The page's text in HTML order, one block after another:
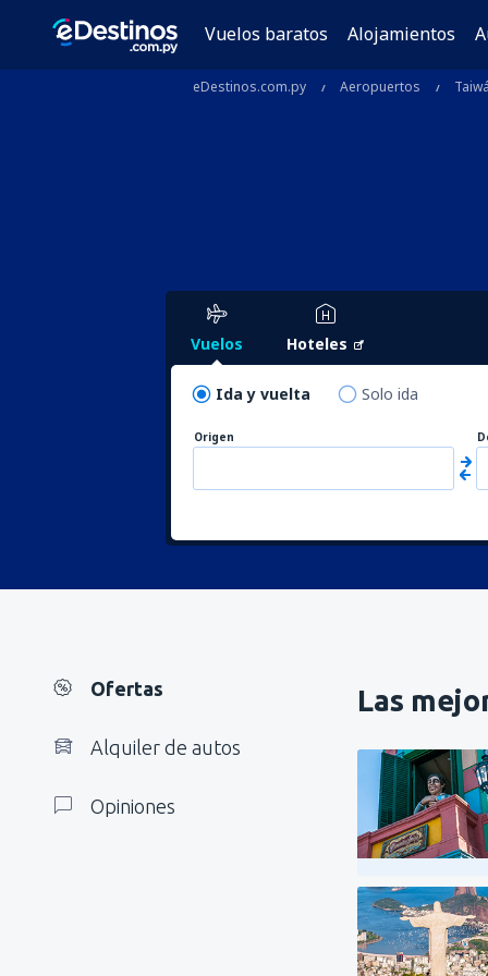
Vuelos baratos Alojamientos
eDestinos.com.py Aeropuertos
Vuelos Hoteles
Ida y vuelta Solo ida
Origen
Ofertas
Alquiler de autos
Opiniones
Las